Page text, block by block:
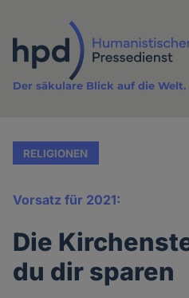
Inhalt
Der säkulare Blick auf die Welt.
RELIGIONEN
Vorsatz für 2021:
Die
du dir sparen